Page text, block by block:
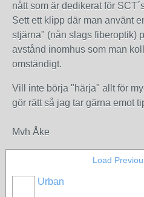
nått som är dedikerat för
Sett ett klipp där man använt
stjärna" (nån slags fiberoptik)
avstånd inomhus som man
omständigt.
Vill inte börja "härja" allt för
gör rätt så jag tar gärna emot
Mvh Åke
Load
Urban